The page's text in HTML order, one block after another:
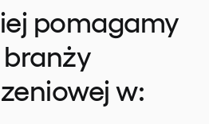
pomagamy
w: